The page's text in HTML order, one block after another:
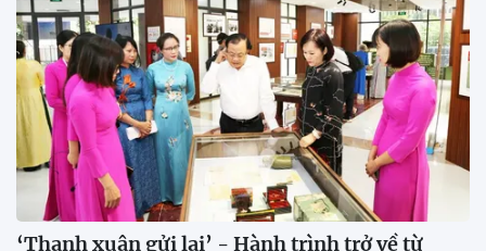
‘Thanh xuân gửi lại’ - Hành trình trở về từ